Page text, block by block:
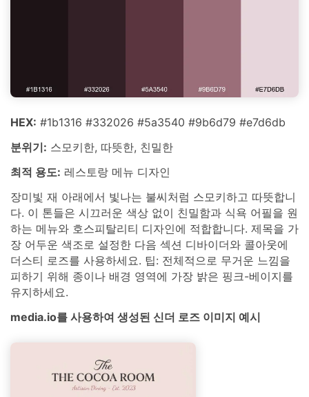
HEX: #1b1316 #332026 #5a3540 #9b6d79 #e7d6db
분위기: 스모키한, 따뜻한, 친밀한
최적 용도: 레스토랑 메뉴 디자인
장미빛 재 아래에서 빛나는 불씨처럼 스모키하고 따뜻합니
다. 이 톤들은 시끄러운 색상 없이 친밀함과 식욕 어필을 원
하는 메뉴와 호스피탈리티 디자인에 적합합니다. 제목을 가
장 어두운 색조로 설정한 다음 섹션 디바이더와 콜아웃에
더스티 로즈를 사용하세요. 팁: 전체적으로 무거운 느낌을
피하기 위해 종이나 배경 영역에 가장 밝은 핑크-베이지를
유지하세요.
media.io를 사용하여 생성된 신더 로즈 이미지 예시